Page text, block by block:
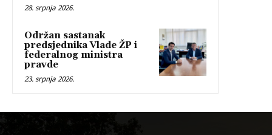
28. srpnja 2026.
Održan sastanak
predsjednika Vlade ŽP i
federalnog ministra
pravde
23. srpnja 2026.